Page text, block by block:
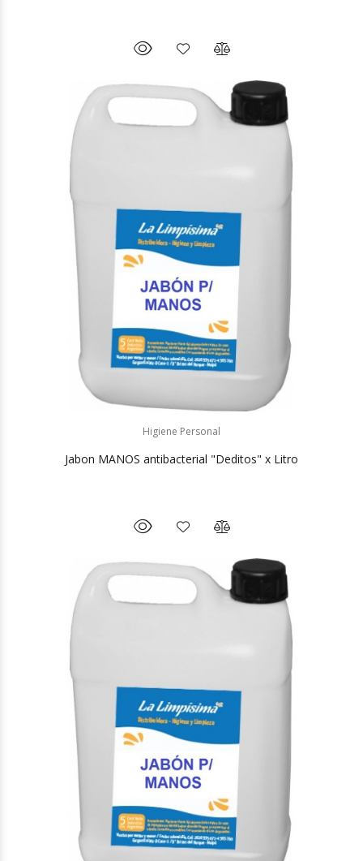
Higiene Personal
Jabon MANOS antibacterial "Deditos" x Litro